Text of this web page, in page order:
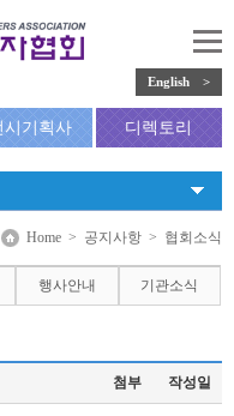
English >
시기획사 디렉토리
Home > 공지사항 > 협회소식
행사안내 기관소식
첨부 작성일